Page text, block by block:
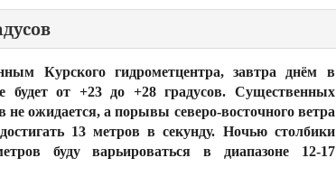
Курского гидрометцентра, завтра днём в
будет от +23 до +28 градусов. Существенных
не ожидается, а порывы северо-восточного ветра
13 метров в секунду. Ночью столбики
буду варьироваться в диапазоне 12-17